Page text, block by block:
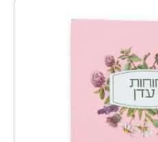
מספר
סוגים.
ניתן
לבחור
את
האפשרויות
בעמוד